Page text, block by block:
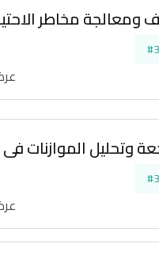
مخاطر
وتحليل الموازنات